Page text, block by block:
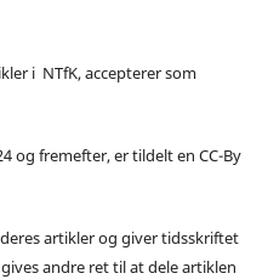
i NTfK, accepterer som
og fremefter, er tildelt en CC-By
artikler og giver tidsskriftet
andre ret til at dele artiklen